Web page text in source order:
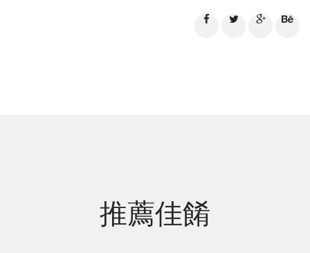
推薦佳餚